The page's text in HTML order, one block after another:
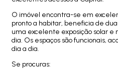
O imóvel encontra-se em
pronto a habitar, beneficia de
uma excelente exposição solar e
dia. Os espaços são funcionais,
dia a dia.
Se procuras: